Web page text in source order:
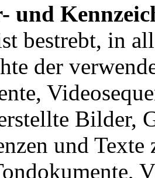
und
bestrebt, in
der
Bilder,
und